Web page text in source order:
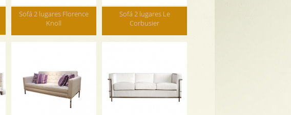
Sofá 2 lugares Florence
Knoll
Sofá 2 lugares Le
Corbusier